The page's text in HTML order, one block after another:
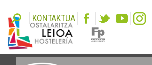
KONTAKTUA